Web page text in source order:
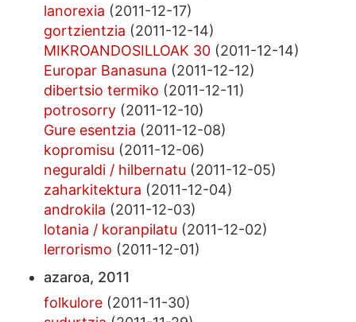
lanorexia (2011-12-17)
gortzientzia (2011-12-14)
MIKROANDOSILLOAK 30 (2011-12-14)
Europar Banasuna (2011-12-12)
dibertsio termiko (2011-12-11)
potrosorry (2011-12-10)
Gure esentzia (2011-12-08)
kopromisu (2011-12-06)
neguraldi / hilbernatu (2011-12-05)
zaharkitektura (2011-12-04)
androkila (2011-12-03)
lotania / koranpilatu (2011-12-02)
lerrorismo (2011-12-01)
azaroa, 2011
folkulore (2011-11-30)